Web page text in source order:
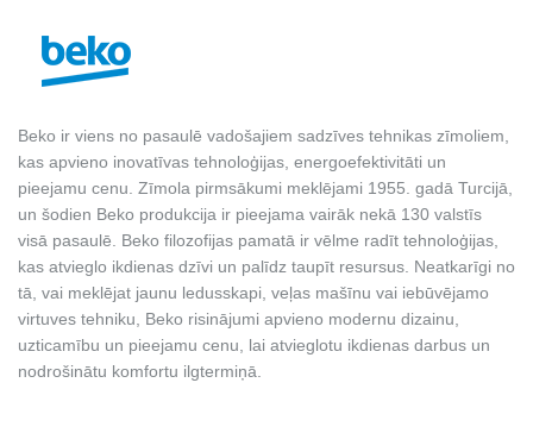
Beko ir viens no pasaulē vadošajiem sadzīves tehnikas zīmoliem,
kas apvieno inovatīvas tehnoloģijas, energoefektivitāti un
pieejamu cenu. Zīmola pirmsākumi meklējami 1955. gadā Turcijā,
un šodien Beko produkcija ir pieejama vairāk nekā 130 valstīs
visā pasaulē. Beko filozofijas pamatā ir vēlme radīt tehnoloģijas,
kas atvieglo ikdienas dzīvi un palīdz taupīt resursus. Neatkarīgi no
tā, vai meklējat jaunu ledusskapi, veļas mašīnu vai iebūvējamo
virtuves tehniku, Beko risinājumi apvieno modernu dizainu,
uzticamību un pieejamu cenu, lai atvieglotu ikdienas darbus un
nodrošinātu komfortu ilgtermiņā.